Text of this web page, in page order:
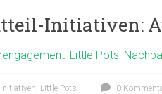
Initiativen:
, Little Pots,
Initiativen, Little Pots 0